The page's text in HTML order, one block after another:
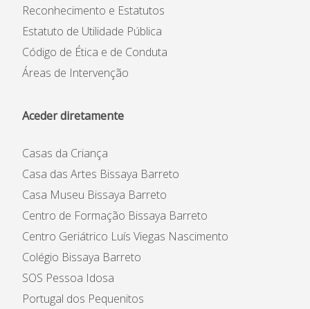
Reconhecimento e Estatutos
Estatuto de Utilidade Pública
Código de Ética e de Conduta
Áreas de Intervenção
Aceder diretamente
Casas da Criança
Casa das Artes Bissaya Barreto
Casa Museu Bissaya Barreto
Centro de Formação Bissaya Barreto
Centro Geriátrico Luís Viegas Nascimento
Colégio Bissaya Barreto
SOS Pessoa Idosa
Portugal dos Pequenitos